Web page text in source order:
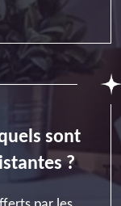
sont
?